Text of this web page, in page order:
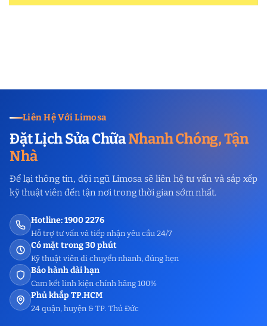
Liên Hệ Với Limosa
Đặt Lịch Sửa ChữaNhanh Chóng, Tận
Nhà
Để lại thông tin, đội ngũ Limosa sẽ liên hệ tư vấn và sắp xếp
kỹ thuật viên đến tận nơi trong thời gian sớm nhất.
Hotline: 1900 2276
Hỗ trợ tư vấn và tiếp nhận yêu cầu 24/7
Có mặt trong 30 phút
Kỹ thuật viên di chuyển nhanh, đúng hẹn
Bảo hành dài hạn
Cam kết linh kiện chính hãng 100%
Phủ khắp TP.HCM
24 quận, huyện & TP. Thủ Đức